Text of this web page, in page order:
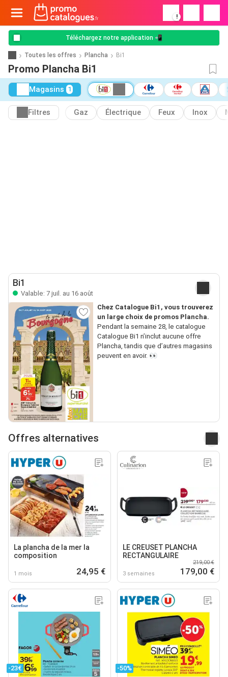
!
Téléchargez notre application 📲
Toutes les offres Plancha Bi1
Promo Plancha Bi1
Magasins 1
Filtres Gaz Électrique Feux Inox
Bi1
Valable: 7 juil. au 16 août
Chez Catalogue Bi1, vous trouverez
un large choix de promos Plancha.
Pendant la semaine 28, le catalogue
Catalogue Bi1 n’inclut aucune offre
Plancha, tandis que d’autres magasins
peuvent en avoir. 👀
Offres alternatives
La plancha de la mer la
composition
1 mois 24,95 €
LE CREUSET PLANCHA
RECTANGULAIRE
3 semaines
219,00 €
179,00 €
-23€ -50%